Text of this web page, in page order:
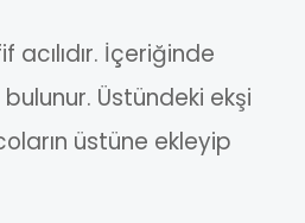
İçeriğinde
Üstündeki ekşi
üstüne ekleyip